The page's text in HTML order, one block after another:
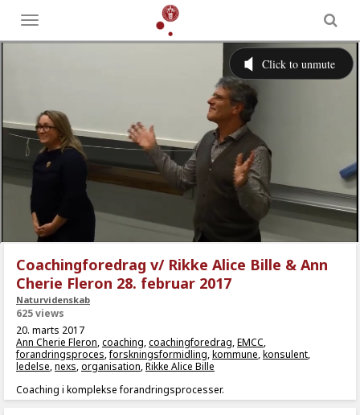
Toggle
menu
Coachingforedrag v/ Rikke Alice Bille & Ann
Cherie Fleron 28. februar 2017
Naturvidenskab
625 views
20. marts 2017
Ann Cherie Fleron,coaching,coachingforedrag,EMCC,
forandringsproces,forskningsformidling,kommune,konsulent,
ledelse,nexs,organisation,Rikke Alice Bille
Coaching i komplekse forandringsprocesser.